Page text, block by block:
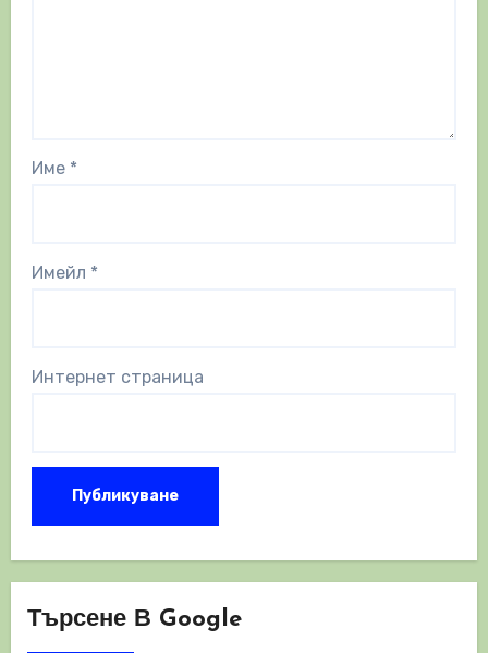
Име *
Имейл *
Интернет страница
Търсене В Google